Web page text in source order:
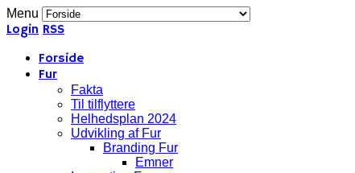
Menu
Login RSS
Forside
Fur
Fakta
Til tilflyttere
Helhedsplan 2024
Udvikling af Fur
Branding Fur
Emner